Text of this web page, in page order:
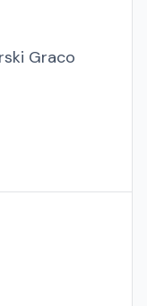
Graco